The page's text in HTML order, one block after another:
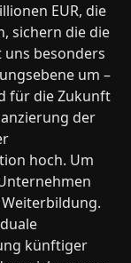
EUR, die
sichern die die
besonders
um –
für die Zukunft
der
hoch. Um
künftiger